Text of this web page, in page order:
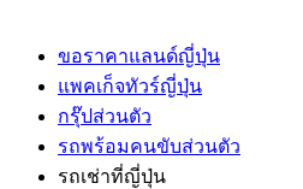
ขอราคาแลนด์ญี่ปุ่น
แพคเก็จทัวร์ญี่ปุ่น
กรุ๊ปส่วนตัว
รถพร้อมคนขับส่วนตัว
รถเช่าที่ญี่ปุ่น